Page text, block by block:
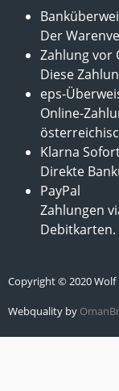
Der
Zahlung vor
Diese
eps-
Online-
Klarna
Direkte
PayPal
Zahlungen
Debitkarten.
Copyright © 2020
Webquality by